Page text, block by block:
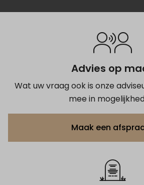
Advies op
Wat uw vraag ook is onze
mee in
Maak een